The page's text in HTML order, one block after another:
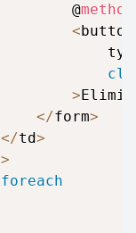
							@
method
<
>
</form>
</td>
>